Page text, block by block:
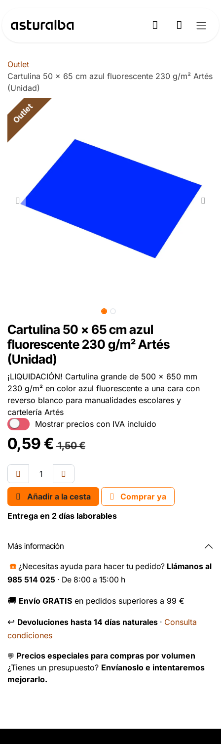
Outlet
Cartulina 50 x 65 cm azul fluorescente 230 g/m² Artés
(Unidad)
Outlet
Cartulina 50 x 65 cm azul
fluorescente 230 g/m² Artés
(Unidad)
¡LIQUIDACIÓN! Cartulina grande de 500 x 650 mm
230 g/m² en color azul fluorescente a una cara con
reverso blanco para manualidades escolares y
cartelería Artés
Mostrar precios con IVA incluido
0,59€ 1,50€
Añadir a la cesta
Comprar ya
Entrega en 2 días laborables
Más información
☎️ ¿Necesitas ayuda para hacer tu pedido? Llámanos al
985 514 025 · De 8:00 a 15:00 h
🚚 Envío GRATIS en pedidos superiores a 99 €
↩️ Devoluciones hasta 14 días naturales · Consulta
condiciones
💬 Precios especiales para compras por volumen
¿Tienes un presupuesto? Envíanoslo e intentaremos
mejorarlo.